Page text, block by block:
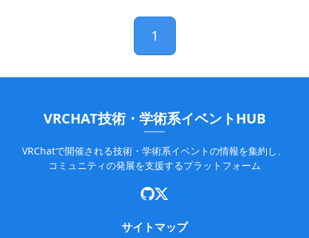
1
VRCHAT技術・学術系イベントHUB
VRChatで開催される技術・学術系イベントの情報を集約し、
コミュニティの発展を支援するプラットフォーム
サイトマップ